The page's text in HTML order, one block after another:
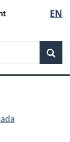
de
la
EN